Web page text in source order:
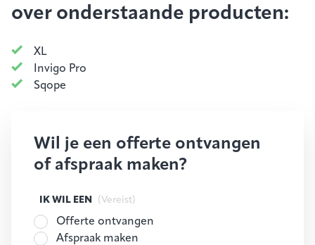
over onderstaande producten:
XL
Invigo Pro
Sqope
Wil je een offerte ontvangen
of afspraak maken?
IK WIL EEN (Vereist)
Offerte ontvangen
Afspraak maken